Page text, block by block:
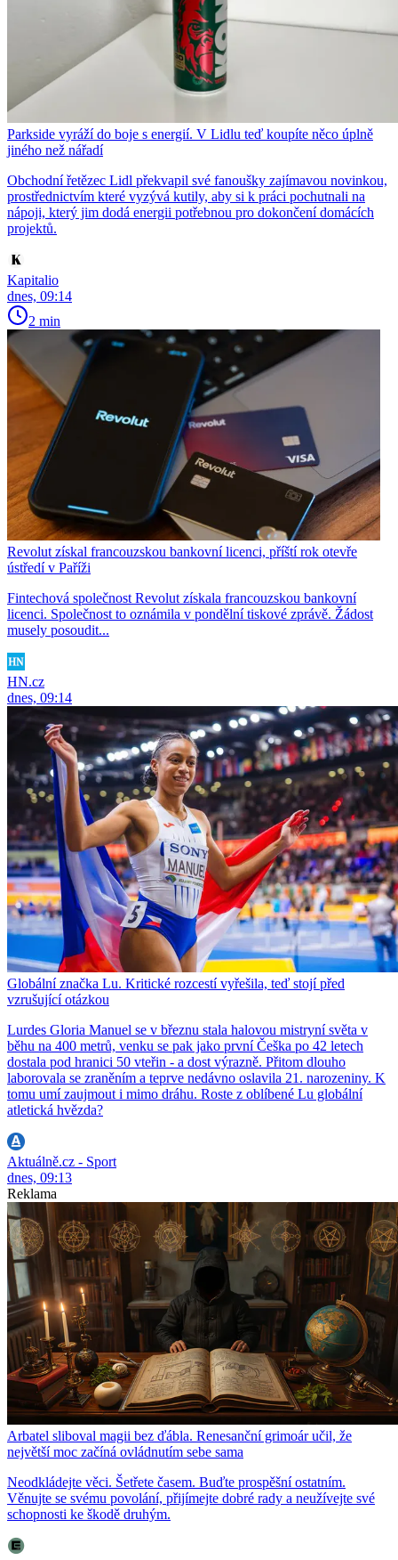
Parkside vyráží do boje s energií. V Lidlu teď koupíte něco úplně
jiného než nářadí
Obchodní řetězec Lidl překvapil své fanoušky zajímavou novinkou,
prostřednictvím které vyzývá kutily, aby si k práci pochutnali na
nápoji, který jim dodá energii potřebnou pro dokončení domácích
projektů.
Kapitalio
dnes, 09:14
2 min
Revolut získal francouzskou bankovní licenci, příští rok otevře
ústředí v Paříži
Fintechová společnost Revolut získala francouzskou bankovní
licenci. Společnost to oznámila v pondělní tiskové zprávě. Žádost
musely posoudit...
HN.cz
dnes, 09:14
Globální značka Lu. Kritické rozcestí vyřešila, teď stojí před
vzrušující otázkou
Lurdes Gloria Manuel se v březnu stala halovou mistryní světa v
běhu na 400 metrů, venku se pak jako první Češka po 42 letech
dostala pod hranici 50 vteřin - a dost výrazně. Přitom dlouho
laborovala se zraněním a teprve nedávno oslavila 21. narozeniny. K
tomu umí zaujmout i mimo dráhu. Roste z oblíbené Lu globální
atletická hvězda?
Aktuálně.cz - Sport
dnes, 09:13
Reklama
Arbatel sliboval magii bez ďábla. Renesanční grimoár učil, že
největší moc začíná ovládnutím sebe sama
Neodkládejte věci. Šetřete časem. Buďte prospěšní ostatním.
Věnujte se svému povolání, přijímejte dobré rady a neužívejte své
schopnosti ke škodě druhým.